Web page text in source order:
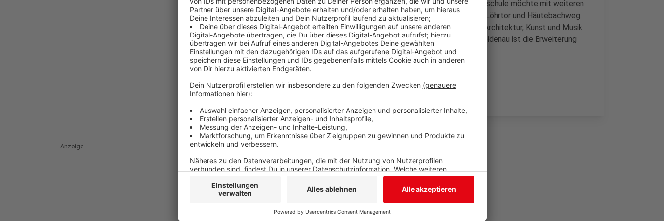
nichtöffentliche Beratungen in den politischen Gremien. Die Hochschule möchte mit weiteren
Fakultäten in die Innenstadt umziehen – in den Bereich zwischen Löhrtor und Häutebachweg.
Auf dem Hallenbad-Grundstück ist ein Neubau für die Fakultät II Architektur, Kunst und Musik
geplant. Das Stadtbad am Löhrtor soll aufgegeben werden. In Weidenau ist die Erweiterung
des dortigen Hallenbads beabsichtigt.
Anzeige
Anzeige